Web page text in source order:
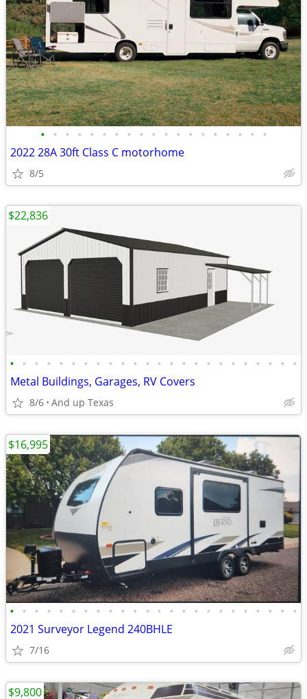
• • • • • • • • • • • • • • • • • • •
2022 28A 30ft Class C motorhome
8/5
• • • • • • • • • • • • • • • • • • • • • • • •
Metal Buildings, Garages, RV Covers
8/6 And up Texas
$22,836
• • • • • • • • • • • • • • • • • • • • • • • •
2021 Surveyor Legend 240BHLE
7/16
$16,995
$9,800